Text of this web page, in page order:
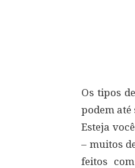
Os tipos
podem até
Esteja
– muitos
feitos